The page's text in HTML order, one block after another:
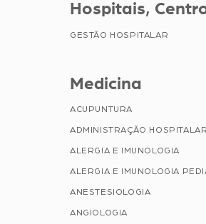
Hospitais,
GESTÃO HOSPITALAR
Medicina
ACUPUNTURA
ADMINISTRAÇÃO HOSPITALAR
ALERGIA E IMUNOLOGIA
ALERGIA E IMUNOLOGIA
ANESTESIOLOGIA
ANGIOLOGIA